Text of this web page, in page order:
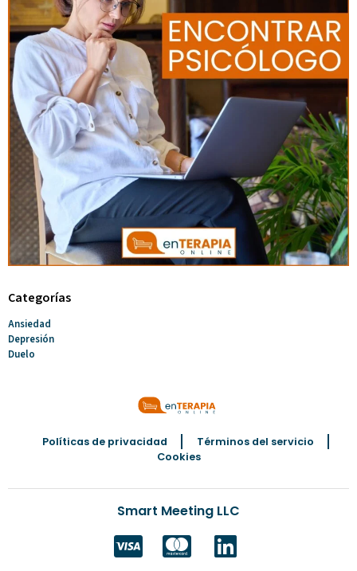
Categorías
Ansiedad
Depresión
Duelo
Políticas de privacidad
Términos del servicio
Cookies
Smart Meeting LLC